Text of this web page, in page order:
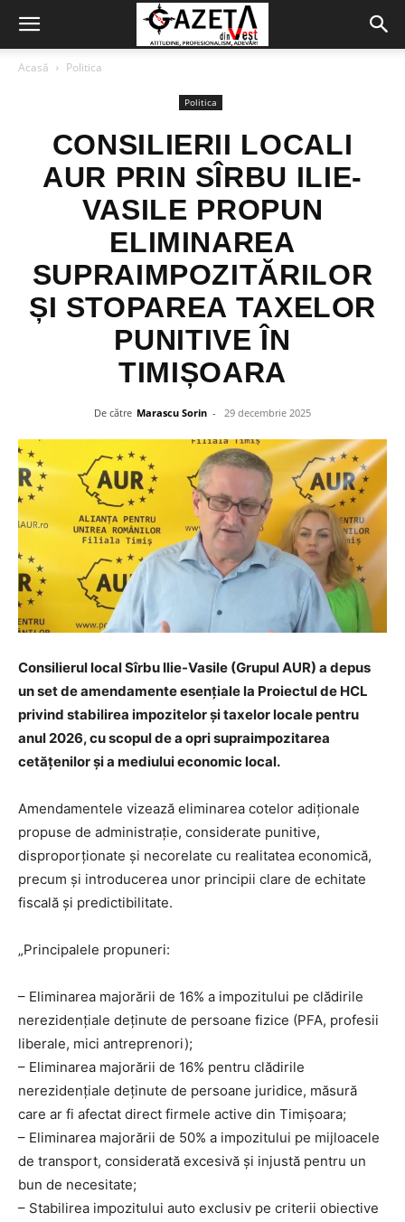
Acasă Politica
Politica
CONSILIERII LOCALI
AUR PRIN SÎRBU ILIE-
VASILE PROPUN
ELIMINAREA
SUPRAIMPOZITĂRILOR
ȘI STOPAREA TAXELOR
PUNITIVE ÎN
TIMIȘOARA
De către Marascu Sorin - 29 decembrie 2025
Consilierul local Sîrbu Ilie-Vasile (Grupul AUR) a depus
un set de amendamente esențiale la Proiectul de HCL
privind stabilirea impozitelor și taxelor locale pentru
anul 2026, cu scopul de a opri supraimpozitarea
cetățenilor și a mediului economic local.
Amendamentele vizează eliminarea cotelor adiționale
propuse de administrație, considerate punitive,
disproporționate și necorelate cu realitatea economică,
precum și introducerea unor principii clare de echitate
fiscală și predictibilitate.
„Principalele propuneri:
– Eliminarea majorării de 16% a impozitului pe clădirile
nerezidențiale deținute de persoane fizice (PFA, profesii
liberale, mici antreprenori);
– Eliminarea majorării de 16% pentru clădirile
nerezidențiale deținute de persoane juridice, măsură
care ar fi afectat direct firmele active din Timișoara;
– Eliminarea majorării de 50% a impozitului pe mijloacele
de transport, considerată excesivă și injustă pentru un
bun de necesitate;
– Stabilirea impozitului auto exclusiv pe criterii obiective